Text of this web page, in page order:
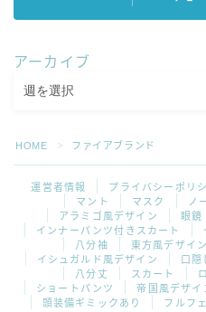
アーカイブ
HOME ＞ ファイアブランド
運営者情報 プライバシーポリ
マント
マスク ノ
アラミゴ風デザイン
眼鏡
インナーパンツ付きスカート
八分袖
東方風デザイン
イシュガルド風デザイン
口隠
八分丈
スカート
ショートパンツ
帝国風デザイ
頭装備ギミックあり
フルフ